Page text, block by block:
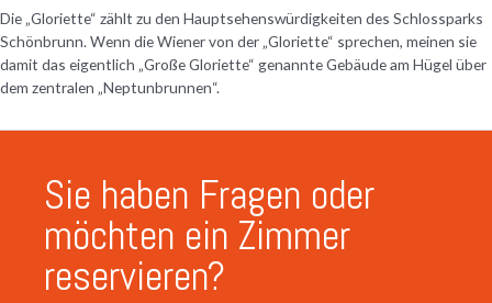
Die „Gloriette“ zählt zu den Hauptsehenswürdigkeiten des Schlossparks
Schönbrunn. Wenn die Wiener von der „Gloriette“ sprechen, meinen sie
damit das eigentlich „Große Gloriette“ genannte Gebäude am Hügel über
dem zentralen „Neptunbrunnen“.
Sie haben Fragen oder
möchten ein Zimmer
reservieren?